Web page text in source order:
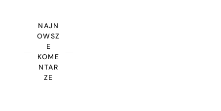
NAJN
OWSZ
E
KOME
NTAR
ZE